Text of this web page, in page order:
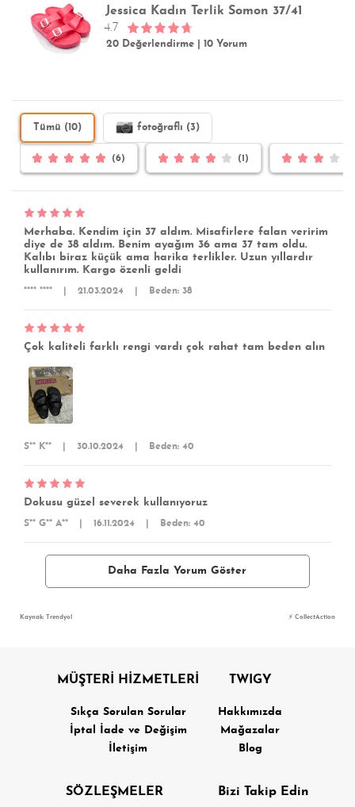
Jessica Kadın Terlik Somon 37/41
4.7
20 Değerlendirme |10 Yorum
Tümü (10) fotoğraflı (3)
(6) (1)
Merhaba. Kendim için 37 aldım. Misafirlere falan veririm
diye de 38 aldım. Benim ayağım 36 ama 37 tam oldu.
Kalıbı biraz küçük ama harika terlikler. Uzun yıllardır
kullanırım. Kargo özenli geldi
**** **** 21.03.2024 Beden: 38
Çok kaliteli farklı rengi vardı çok rahat tam beden alın
S** K** 30.10.2024 Beden: 40
Dokusu güzel severek kullanıyoruz
S** G** A** 16.11.2024 Beden: 40
Daha Fazla Yorum Göster
Kaynak: Trendyol ⚡ CollectAction
MÜŞTERİ HİZMETLERİ
Sıkça Sorulan Sorular
İptal İade ve Değişim
İletişim
TWIGY
Hakkımızda
Mağazalar
Blog
SÖZLEŞMELER Bizi Takip Edin